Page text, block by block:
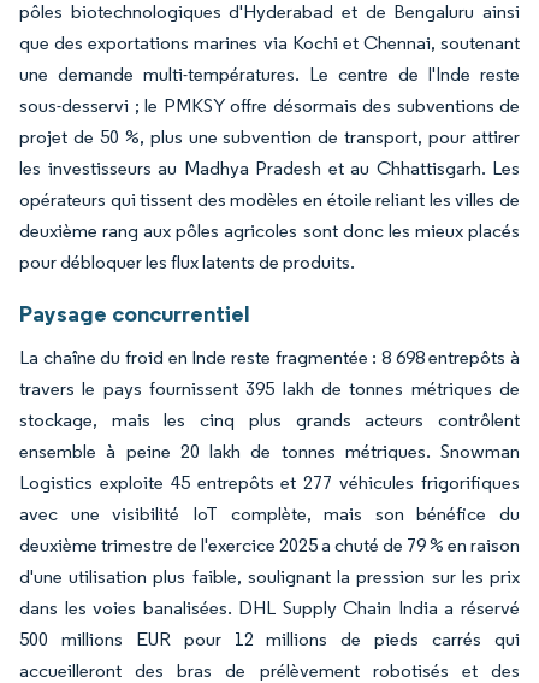
pôles biotechnologiques d'Hyderabad et de Bengaluru ainsi
que des exportations marines via Kochi et Chennai, soutenant
une demande multi-températures. Le centre de l'Inde reste
sous-desservi ; le PMKSY offre désormais des subventions de
projet de 50 %, plus une subvention de transport, pour attirer
les investisseurs au Madhya Pradesh et au Chhattisgarh. Les
opérateurs qui tissent des modèles en étoile reliant les villes de
deuxième rang aux pôles agricoles sont donc les mieux placés
pour débloquer les flux latents de produits.
Paysage concurrentiel
La chaîne du froid en Inde reste fragmentée : 8 698 entrepôts à
travers le pays fournissent 395 lakh de tonnes métriques de
stockage, mais les cinq plus grands acteurs contrôlent
ensemble à peine 20 lakh de tonnes métriques. Snowman
Logistics exploite 45 entrepôts et 277 véhicules frigorifiques
avec une visibilité IoT complète, mais son bénéfice du
deuxième trimestre de l'exercice 2025 a chuté de 79 % en raison
d'une utilisation plus faible, soulignant la pression sur les prix
dans les voies banalisées. DHL Supply Chain India a réservé
500 millions EUR pour 12 millions de pieds carrés qui
accueilleront des bras de prélèvement robotisés et des